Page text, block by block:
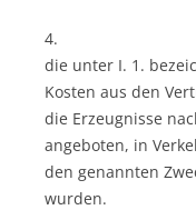
4.
die unter I. 1.
Kosten aus den
die Erzeugnisse
angeboten, in
den genannten
wurden.